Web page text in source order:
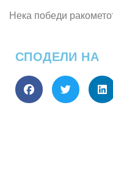
Нека победи
СПОДЕЛИ НА